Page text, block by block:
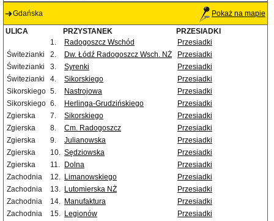
Gdańska Pokaż na mapie
ULICA PRZYSTANEK
PRZESIADKI
1.
Radogoszcz Wschód
Przesiadki
Świtezianki
2. Dw. Łódź Radogoszcz Wsch. NŻ
Przesiadki
Świtezianki
3. Syrenki
Przesiadki
Świtezianki
4. Sikorskiego
Przesiadki
Sikorskiego 5. Nastrojowa
Przesiadki
Sikorskiego 6. Herlinga-Grudzińskiego
Przesiadki
Zgierska
7. Sikorskiego
Przesiadki
Zgierska
8. Cm. Radogoszcz
Przesiadki
Zgierska
9. Julianowska
Przesiadki
Zgierska
10. Sędziowska
Przesiadki
Zgierska
11. Dolna
Przesiadki
Zachodnia
12. Limanowskiego
Przesiadki
Zachodnia
13. Lutomierska NŻ
Przesiadki
Zachodnia
14. Manufaktura
Przesiadki
Zachodnia
15. Legionów Przesiadki